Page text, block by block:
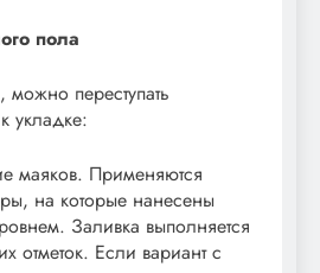
пола
можно переступать
укладке:
маяков. Применяются
на которые нанесены
Заливка выполняется
отметок. Если вариант с